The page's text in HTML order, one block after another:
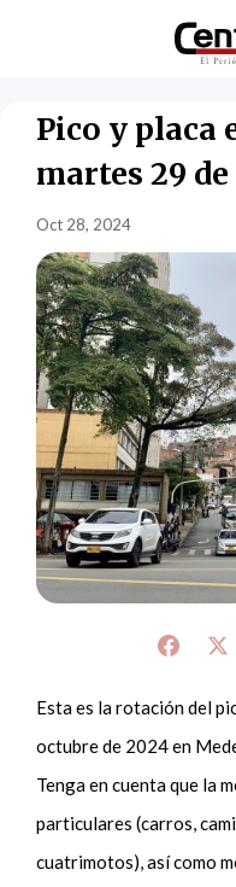
Pico y placa
martes 29
Oct 28, 2024
Esta es la rotación del
octubre de 2024 en
Tenga en cuenta que la
particulares (carros,
cuatrimotos), así como